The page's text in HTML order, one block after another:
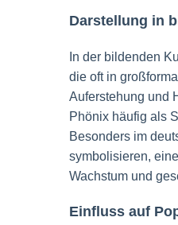
Darstellung in
In der bildenden
die oft in
Auferstehung und
Phönix häufig als
Besonders im
symbolisieren,
Wachstum und
Einfluss auf